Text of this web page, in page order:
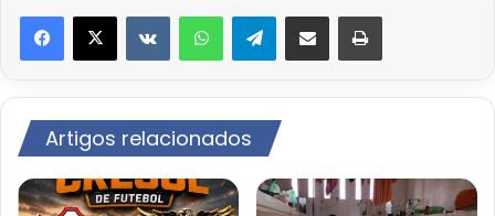
VK WhatsAppTelegramCompartilhar via e-mail Imprimir
Artigos relacionados